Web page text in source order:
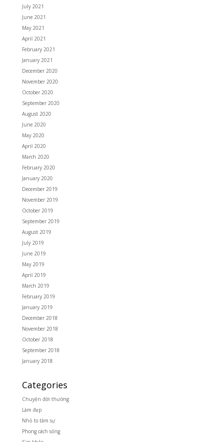
July 2021
June 2021
May 2021
April 2021
February 2021
January 2021
December 2020
November 2020
October 2020
September 2020
August 2020
June 2020
May 2020
April 2020
March 2020
February 2020
January 2020
December 2019
November 2019
October 2019
September 2019
August 2019
July 2019
June 2019
May 2019
April 2019
March 2019
February 2019
January 2019
December 2018
November 2018
October 2018
September 2018
January 2018
Categories
Chuyện đời thường
Làm đẹp
Nhỏ to tâm sự
Phong cách sống